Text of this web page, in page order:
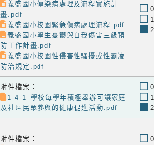
義盛國小傳染病處理及流程實施計
畫.pdf
義盛國小校園緊急傷病處理流程.pdf
義盛國小學生憂鬱與自我傷害三級預
防工作計畫.pdf
義盛國小校園性侵害性騷擾或性霸凌
防治規定.pdf
附件檔案：
1-4-1 學校每學年積極舉辦可讓家庭
及社區民眾參與的健康促進活動.pdf
附件檔案：